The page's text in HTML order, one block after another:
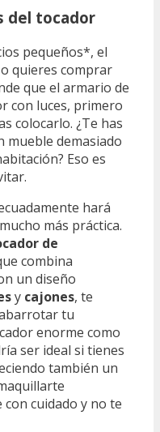
del tocador
pequeños*, el
quieres comprar
que el armario de
con luces, primero
colocarlo. ¿Te has
mueble demasiado
Eso es
hará
más práctica.
de
combina
un diseño
y cajones, te
tu
enorme como
ser ideal si tienes
también un
con cuidado y no te